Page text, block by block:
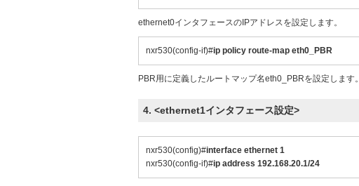
ethernet0インタフェースのIPアドレスを設定します。
nxr530(config-if)#ip policy route-map eth0_PBR
PBR用に定義したルートマップ名eth0_PBRを設定します。
4. <ethernet1インタフェース設定>
nxr530(config)#interface ethernet 1
nxr530(config-if)#ip address 192.168.20.1/24